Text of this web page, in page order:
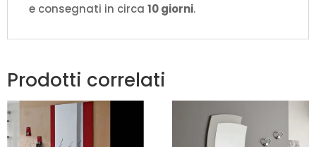
e consegnati in circa 10 giorni.
Prodotti correlati